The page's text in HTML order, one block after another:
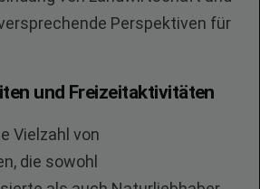
Perspektiven für
und Freizeitaktivitäten
Vielzahl von
die sowohl